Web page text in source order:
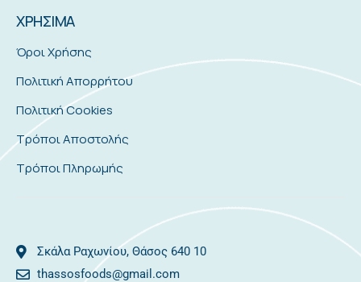
ΧΡΗΣΙΜΑ
Όροι Χρήσης
Πολιτική Απορρήτου
Πολιτική Cookies
Τρόποι Αποστολής
Τρόποι Πληρωμής
Σκάλα Ραχωνίου, Θάσος 640 10
thassosfoods@gmail.com